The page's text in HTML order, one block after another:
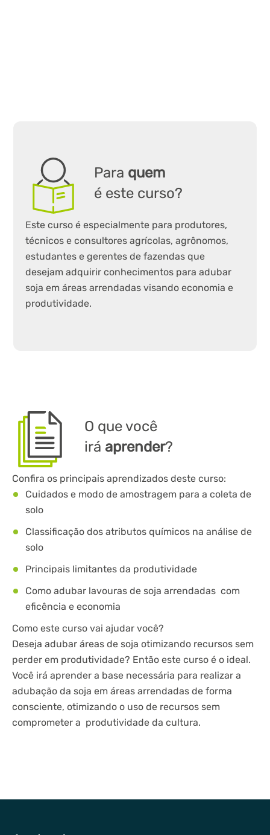
Para quem
é este curso?
Este curso é especialmente para produtores,
técnicos e consultores agrícolas, agrônomos,
estudantes e gerentes de fazendas que
desejam adquirir conhecimentos para adubar
soja em áreas arrendadas visando economia e
produtividade.
O que você
irá aprender?
Confira os principais aprendizados deste curso:
Cuidados e modo de amostragem para a coleta de
solo
Classificação dos atributos químicos na análise de
solo
Principais limitantes da produtividade
Como adubar lavouras de soja arrendadas com
eficência e economia
Como este curso vai ajudar você?
Deseja adubar áreas de soja otimizando recursos sem
perder em produtividade? Então este curso é o ideal.
Você irá aprender a base necessária para realizar a
adubação da soja em áreas arrendadas de forma
consciente, otimizando o uso de recursos sem
comprometer a produtividade da cultura.